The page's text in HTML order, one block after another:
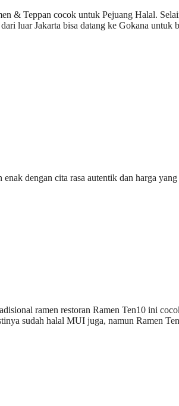
& Teppan cocok untuk Pejuang Halal.
luar Jakarta bisa datang ke Gokana untuk
dengan cita rasa autentik dan harga yang
ramen restoran Ramen Ten10 ini
sudah halal MUI juga, namun Ramen